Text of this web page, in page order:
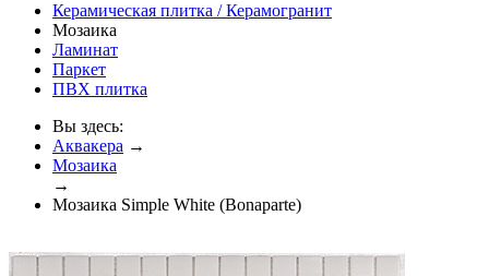
Керамическая плитка / Керамогранит
Мозаика
Ламинат
Паркет
ПВХ плитка
Вы здесь:
Аквакера →
Мозаика
→
Мозаика Simple White (Bonaparte)